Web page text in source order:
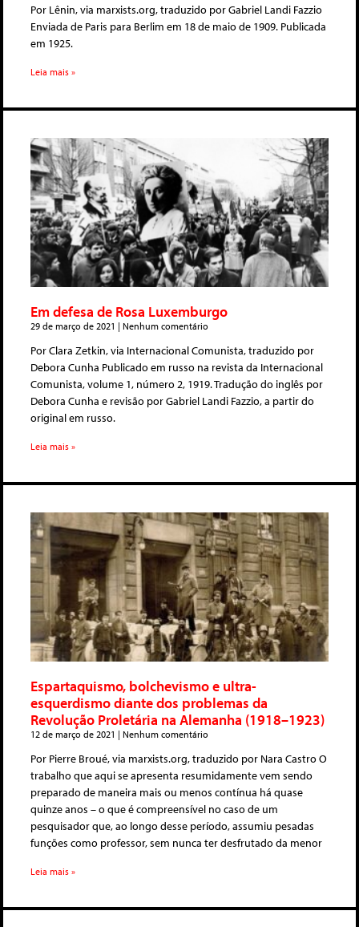
Por Lênin, via marxists.org, traduzido por Gabriel Landi Fazzio
Enviada de Paris para Berlim em 18 de maio de 1909. Publicada
em 1925.
Leia mais »
Em defesa de Rosa Luxemburgo
29 de março de 2021 Nenhum comentário
Por Clara Zetkin, via Internacional Comunista, traduzido por
Debora Cunha Publicado em russo na revista da Internacional
Comunista, volume 1, número 2, 1919. Tradução do inglês por
Debora Cunha e revisão por Gabriel Landi Fazzio, a partir do
original em russo.
Leia mais »
Espartaquismo, bolchevismo e ultra-
esquerdismo diante dos problemas da
Revolução Proletária na Alemanha (1918–1923)
12 de março de 2021 Nenhum comentário
Por Pierre Broué, via marxists.org, traduzido por Nara Castro O
trabalho que aqui se apresenta resumidamente vem sendo
preparado de maneira mais ou menos contínua há quase
quinze anos – o que é compreensível no caso de um
pesquisador que, ao longo desse período, assumiu pesadas
funções como professor, sem nunca ter desfrutado da menor
Leia mais »